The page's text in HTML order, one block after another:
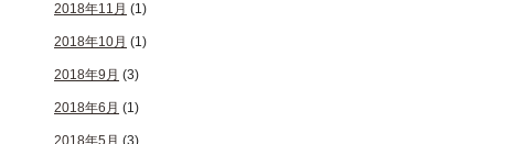
2018年11月 (1)
2018年10月 (1)
2018年9月 (3)
2018年6月 (1)
2018年5月 (3)